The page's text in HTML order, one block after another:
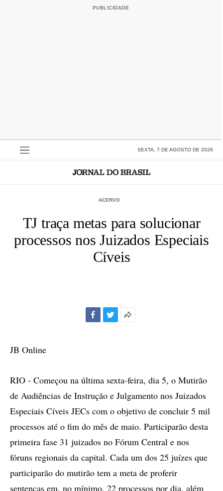
SEXTA, 7 DE AGOSTO DE 2026
ACERVO
TJ traça metas para solucionar
processos nos Juizados Especiais
Cíveis
JB Online
RIO - Começou na última sexta-feira, dia 5, o Mutirão
de Audiências de Instrução e Julgamento nos Juizados
Especiais Cíveis JECs com o objetivo de concluir 5 mil
processos até o fim do mês de maio. Participarão desta
primeira fase 31 juizados no Fórum Central e nos
fóruns regionais da capital. Cada um dos 25 juízes que
participarão do mutirão tem a meta de proferir
sentenças em, no mínimo, 22 processos por dia, além